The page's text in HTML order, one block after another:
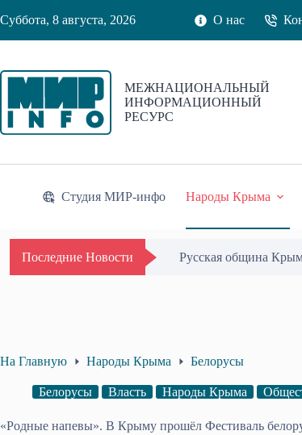
к
Суббота, 8 августа, 2026 О нас
МЕЖНАЦИОНАЛЬНЫЙ
ИНФОРМАЦИОННЫЙ
РЕСУРС
Студия МИР-инфо Народы Крыма
Последние Новости Одиссей Пипия
На Главную Народы Крыма Белорусы
Белорусы Власть Народы Крыма
«Родные напевы». В Крыму прошёл Фестиваль